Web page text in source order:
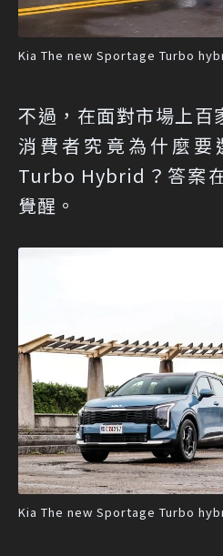
Kia The new Sportage Turbo
不過，在面對市場上百
消費者究竟為什麼要
Turbo Hybrid？答案
覺醒。
Kia The new Sportage Turbo